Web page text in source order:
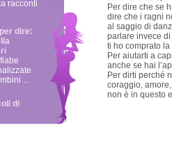
racconti
dire:
...
di
Per dire che se
dire che i ragni
al saggio di
parlare invece
ti ho comprato
Per aiutarti a
anche se hai
Per dirti perché
coraggio,
non è in questo